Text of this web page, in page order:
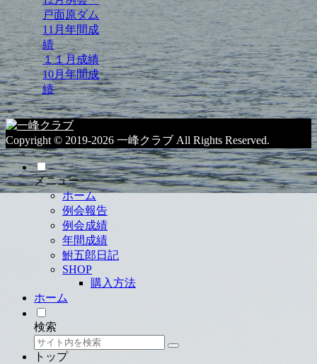
戸面原ダム
11月年間成
績
１１月成績
10月年間成
績
Copyright © 2019-2026 一峰クラブ All Rights Reserved.
メニュー
ホーム
例会報告
例会成績
年間成績
鮒五郎日記
SHOP
購入方法
ホーム
検索
トップ